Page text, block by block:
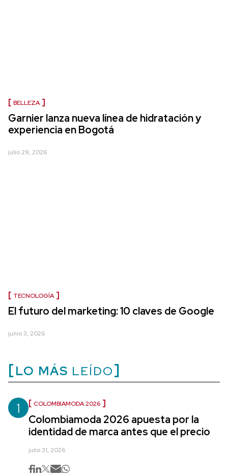
BELLEZA
Garnier lanza nueva línea de hidratación y
experiencia en Bogotá
julio 29, 2026
TECNOLOGÍA
El futuro del marketing: 10 claves de Google
junio 3, 2026
LO MÁS LEÍDO
1 COLOMBIAMODA 2026
Colombiamoda 2026 apuesta por la
identidad de marca antes que el precio
julio 31, 2026